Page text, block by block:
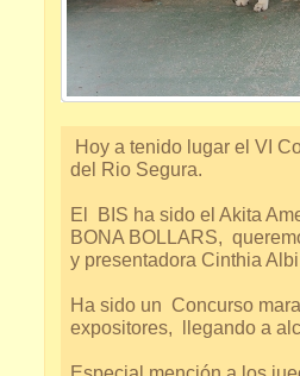
Hoy a tenido lugar el VI
del Rio Segura.
El BIS ha sido el Akita
BONA BOLLARS,
y presentadora Cinthia
Ha sido un Concurso
expositores, llegando a